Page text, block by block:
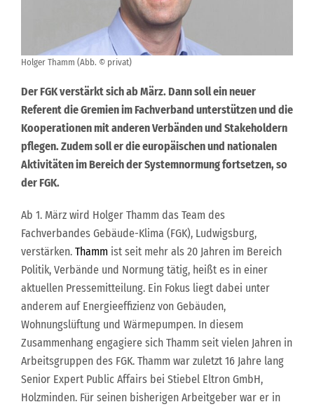
Holger Thamm (Abb. © privat)
Der FGK verstärkt sich ab März. Dann soll ein neuer
Referent die Gremien im Fachverband unterstützen und die
Kooperationen mit anderen Verbänden und Stakeholdern
pflegen. Zudem soll er die europäischen und nationalen
Aktivitäten im Bereich der Systemnormung fortsetzen, so
der FGK.
Ab 1. März wird Holger Thamm das Team des
Fachverbandes Gebäude-Klima (FGK), Ludwigsburg,
verstärken. Thamm ist seit mehr als 20 Jahren im Bereich
Politik, Verbände und Normung tätig, heißt es in einer
aktuellen Pressemitteilung. Ein Fokus liegt dabei unter
anderem auf Energieeffizienz von Gebäuden,
Wohnungslüftung und Wärmepumpen. In diesem
Zusammenhang engagiere sich Thamm seit vielen Jahren in
Arbeitsgruppen des FGK. Thamm war zuletzt 16 Jahre lang
Senior Expert Public Affairs bei Stiebel Eltron GmbH,
Holzminden. Für seinen bisherigen Arbeitgeber war er in